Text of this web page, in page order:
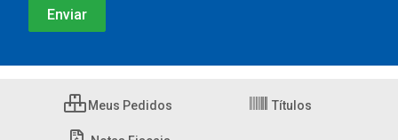
Meus Pedidos Títulos